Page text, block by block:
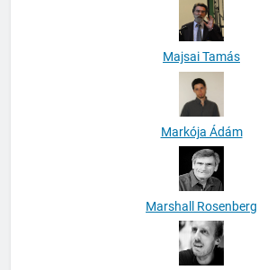
Majsai Tamás
Markója Ádám
Marshall Rosenberg